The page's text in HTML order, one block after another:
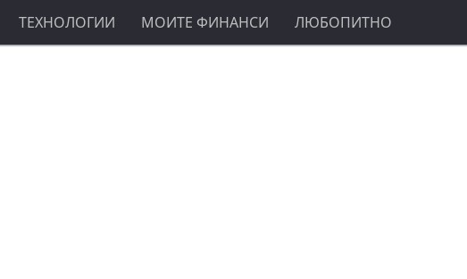
ТЕХНОЛОГИИ МОИТЕ ФИНАНСИ ЛЮБОПИТНО